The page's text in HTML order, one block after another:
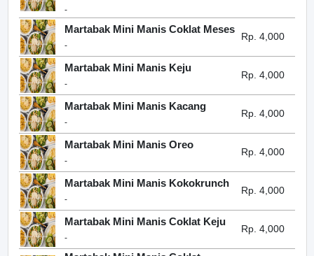
-
Martabak Mini Manis Coklat Meses
-
Rp. 4,000
Martabak Mini Manis Keju
-
Rp. 4,000
Martabak Mini Manis Kacang
-
Rp. 4,000
Martabak Mini Manis Oreo
-
Rp. 4,000
Martabak Mini Manis Kokokrunch
-
Rp. 4,000
Martabak Mini Manis Coklat Keju
-
Rp. 4,000